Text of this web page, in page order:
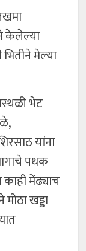
केलेल्या
मेल्या
भेट
यांना
पथक
मेंढ्याच
खड्डा